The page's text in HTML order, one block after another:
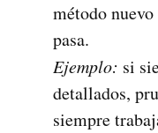
método
pasa.
Ejemplo: si
detallados,
siempre